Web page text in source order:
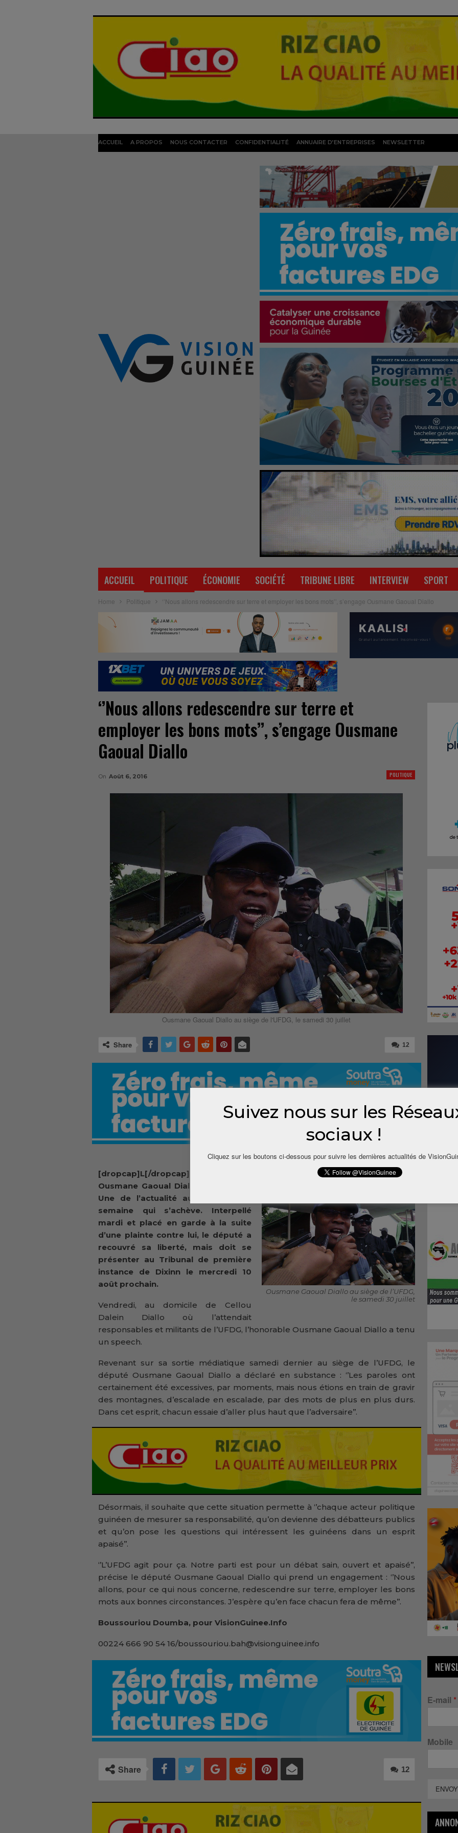
ACCUEIL A PROPOS NOUS CONTACTER CONFIDENTIALITÉ ANNUAIRE D’ENTREPRISES NEWSLETTER
ACCUEIL POLITIQUE ÉCONOMIE SOCIÉTÉ TRIBUNE LIBRE INTERVIEW SPORT
Home Politique ‘’Nous allons redescendre sur terre et employer les bons mots’’, s’engage Ousmane Gaoual Diallo
‘’Nous allons redescendre sur terre et
employer les bons mots’’, s’engage Ousmane
Gaoual Diallo
POLITIQUE
On Août 6, 2016
Ousmane Gaoual Diallo au siège de l'UFDG, le samedi 30 juillet
12
Share
Ousmane Gaoual Diallo au siège de l’UFDG,
le samedi 30 juillet
[dropcap]L[/dropcap]e député
Ousmane Gaoual Diallo a occupé la
Une de l’actualité au cours de la
semaine qui s’achève. Interpellé
mardi et placé en garde à la suite
d’une plainte contre lui, le député a
recouvré sa liberté, mais doit se
présenter au Tribunal de première
instance de Dixinn le mercredi 10
août prochain.
Vendredi, au domicile de Cellou
Dalein Diallo où l’attendait
responsables et militants de l’UFDG, l’honorable Ousmane Gaoual Diallo a tenu
un speech.
Revenant sur sa sortie médiatique samedi dernier au siège de l’UFDG, le
député Ousmane Gaoual Diallo a déclaré en substance : ‘’Les paroles ont
certainement été excessives, par moments, mais nous étions en train de gravir
des montagnes, d’escalade en escalade, par des mots de plus en plus durs.
Dans cet esprit, chacun essaie d’aller plus haut que l’adversaire’’.
Désormais, il souhaite que cette situation permette à ‘’chaque acteur politique
guinéen de mesurer sa responsabilité, qu’on devienne des débatteurs publics
et qu’on pose les questions qui intéressent les guinéens dans un esprit
apaisé’’.
‘’L’UFDG agit pour ça. Notre parti est pour un débat sain, ouvert et apaisé’’,
précise le député Ousmane Gaoual Diallo qui prend un engagement : ‘’Nous
allons, pour ce qui nous concerne, redescendre sur terre, employer les bons
mots aux bonnes circonstances. J’espère qu’en face chacun fera de même’’.
Boussouriou Doumba, pour VisionGuinee.Info
00224 666 90 54 16/boussouriou.bah@visionguinee.info
12
Share
E-mail *
Mobile
Suivez nous sur les
sociaux !
Cliquez sur les boutons ci-dessous pour suivre les dernières actualités de